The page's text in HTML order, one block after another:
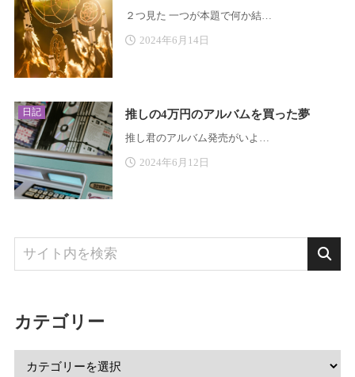
２つ見た 一つが本題で何か結…
2024年6月14日
推しの4万円のアルバムを買った夢
推し君のアルバム発売がいよ…
2024年6月12日
日記
カテゴリー